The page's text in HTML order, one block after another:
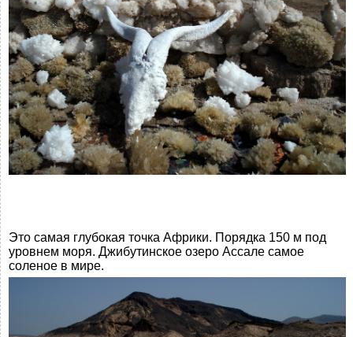
Это самая глубокая точка Африки. Порядка 150 м под
уровнем моря. Джибутинское озеро Ассале самое
соленое в мире.